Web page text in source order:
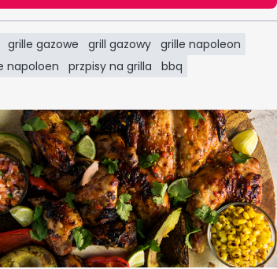
grille gazowe grill gazowy grille napoleon
napoloen
przpisy na grilla bbq